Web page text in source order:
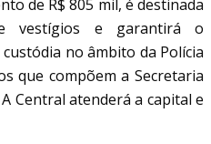
de R$ 805 mil, é destinada
vestígios e garantirá o
no âmbito da Polícia
que compõem a Secretaria
Central atenderá a capital e